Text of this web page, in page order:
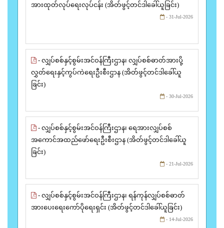
အားထုတ်လုပ်ရေးလုပ်ငန်း (အိတ်ဖွင့်တင်ဒါခေါ်ယူခြင်း)
- 31-Jul-2026
- လျှပ်စစ်နှင့်စွမ်းအင်ဝန်ကြီးဌာန၊ လျှပ်စစ်ဓာတ်အားပို့
လွှတ်ရေးနှင့်ကွပ်ကဲရေးဦးစီးဌာန (အိတ်ဖွင့်တင်ဒါခေါ်ယူ
ခြင်း)
- 30-Jul-2026
- လျှပ်စစ်နှင့်စွမ်းအင်ဝန်ကြီးဌာန၊ ရေအားလျှပ်စစ်
အကောင်အထည်ဖော်ရေးဦးစီးဌာန (အိတ်ဖွင့်တင်ဒါခေါ်ယူ
ခြင်း)
- 21-Jul-2026
- လျှပ်စစ်နှင့်စွမ်းအင်ဝန်ကြီးဌာန၊ ရန်ကုန်လျှပ်စစ်ဓာတ်
အားပေးရေးကော်ပိုရေးရှင်း (အိတ်ဖွင့်တင်ဒါခေါ်ယူခြင်း)
- 14-Jul-2026